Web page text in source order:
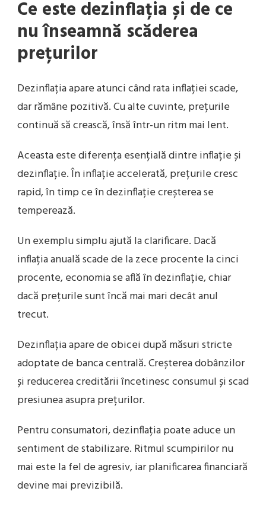
Ce este dezinflația și de ce
nu înseamnă scăderea
prețurilor
Dezinflația apare atunci când rata inflației scade,
dar rămâne pozitivă. Cu alte cuvinte, prețurile
continuă să crească, însă într-un ritm mai lent.
Aceasta este diferența esențială dintre inflație și
dezinflație. În inflație accelerată, prețurile cresc
rapid, în timp ce în dezinflație creșterea se
temperează.
Un exemplu simplu ajută la clarificare. Dacă
inflația anuală scade de la zece procente la cinci
procente, economia se află în dezinflație, chiar
dacă prețurile sunt încă mai mari decât anul
trecut.
Dezinflația apare de obicei după măsuri stricte
adoptate de banca centrală. Creșterea dobânzilor
și reducerea creditării încetinesc consumul și scad
presiunea asupra prețurilor.
Pentru consumatori, dezinflația poate aduce un
sentiment de stabilizare. Ritmul scumpirilor nu
mai este la fel de agresiv, iar planificarea financiară
devine mai previzibilă.